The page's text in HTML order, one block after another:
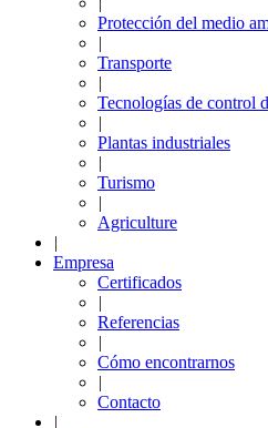
Protección del medio
|
Transporte
|
Tecnologías de control
|
Plantas industriales
|
Turismo
|
Agriculture
|
Empresa
Certificados
|
Referencias
|
Cómo encontrarnos
|
Contacto
|